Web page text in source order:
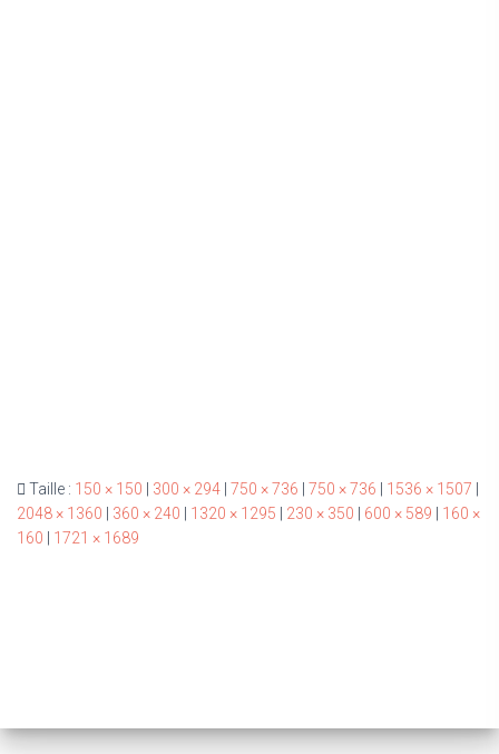
Taille : 150 × 150 300 × 294 750 × 736 750 × 736 1536 × 1507
2048 × 1360
360 × 240 1320 × 1295 230 × 350 600 × 589
160 ×
160
1721 × 1689